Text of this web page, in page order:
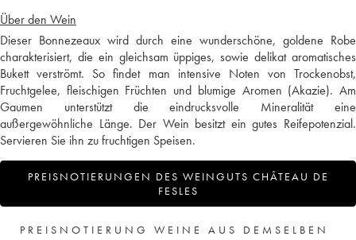
Über den Wein
Dieser Bonnezeaux wird durch eine wunderschöne, goldene Robe
charakterisiert, die ein gleichsam üppiges, sowie delikat aromatisches
Bukett verströmt. So findet man intensive Noten von Trockenobst,
Fruchtgelee, fleischigen Früchten und blumige Aromen (Akazie). Am
Gaumen unterstützt die eindrucksvolle Mineralität eine
außergewöhnliche Länge. Der Wein besitzt ein gutes Reifepotenzial.
Servieren Sie ihn zu fruchtigen Speisen.
PREISNOTIERUNGEN DES WEINGUTS CHÂTEAU DE
FESLES
PREISNOTIERUNG WEINE AUS DEMSELBEN